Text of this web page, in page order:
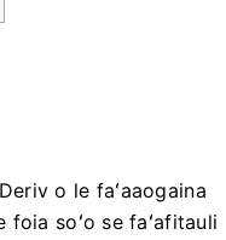
o le faʻaaogaina
soʻo se faʻafitauli